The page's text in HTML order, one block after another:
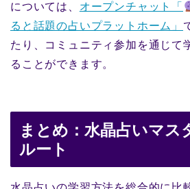
については、 オープンチャット「
ると話題の占いプラットホーム」
たり、コミュニティ参加を通じて
ることができます。
まとめ：水晶占いマス
ルート